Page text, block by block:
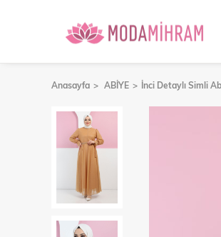
Anasayfa ABİYE İnci Detaylı Simli